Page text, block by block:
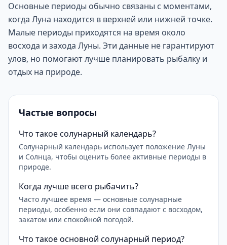
Основные периоды обычно связаны с моментами,
когда Луна находится в верхней или нижней точке.
Малые периоды приходятся на время около
восхода и захода Луны. Эти данные не гарантируют
улов, но помогают лучше планировать рыбалку и
отдых на природе.
Частые вопросы
Что такое солунарный календарь?
Солунарный календарь использует положение Луны
и Солнца, чтобы оценить более активные периоды в
природе.
Когда лучше всего рыбачить?
Часто лучшее время — основные солунарные
периоды, особенно если они совпадают с восходом,
закатом или спокойной погодой.
Что такое основной солунарный период?